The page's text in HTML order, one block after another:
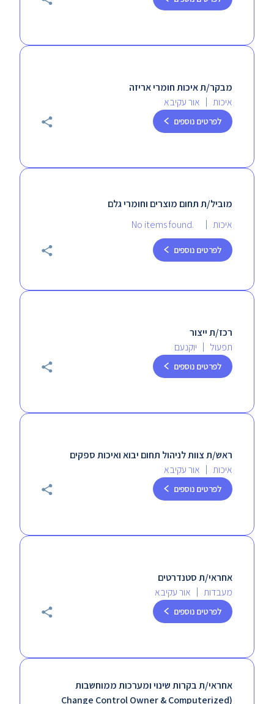
מבקר/ת איכות חומרי אריזה
אור עקיבא
איכות
לפרטים נוספים
מוביל/ת תחום מוצרים וחומרי גלם
No items found.
איכות
לפרטים נוספים
רכז/ת ייצור
יוקנעם
תפעול
לפרטים נוספים
ראש/ת צוות לניהול תחום יבוא ואיכות ספקים
אור עקיבא
איכות
לפרטים נוספים
אחראי/ת סטנדרטים
אור עקיבא
מעבדות
לפרטים נוספים
אחראי/ת בקרות שינוי ומערכות ממוחשבות
(Change Control Owner & Computerized